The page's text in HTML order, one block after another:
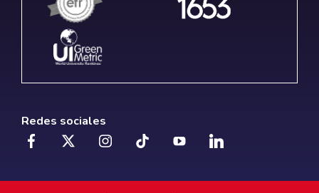
Redes sociales